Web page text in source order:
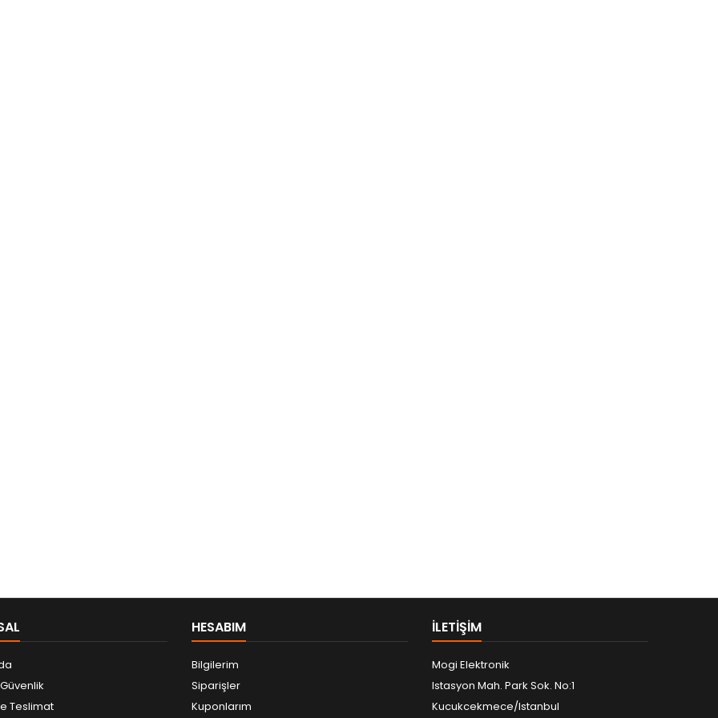
Teslimat
HESABIM
Bilgilerim
Siparişler
Kuponlarım
ILETIŞIM
Mogi Elektronik
Istasyon Mah. Park Sok. No:1
Kucukcekmece/Istanbul